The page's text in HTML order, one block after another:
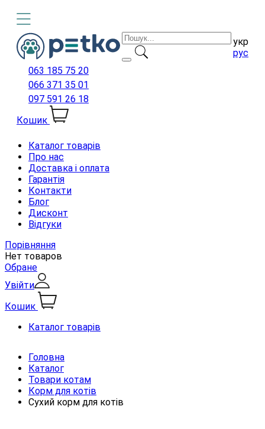
укр
рус
063 185 75 20
066 371 35 01
097 591 26 18
Кошик
Каталог товарів
Про нас
Доставка і оплата
Гарантія
Контакти
Блог
Дисконт
Відгуки
Порівняння
Нет товаров
Обране
Увійти
Кошик
Каталог товарів
Головна
Каталог
Товари котам
Корм для котів
Сухий корм для котів